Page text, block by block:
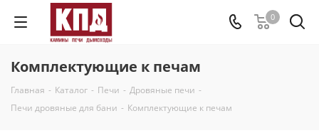
0
Комплектующие к печам
Главная - Каталог - Печи - Дровяные печи -
Печи дровяные для бани - Комплектующие к печам